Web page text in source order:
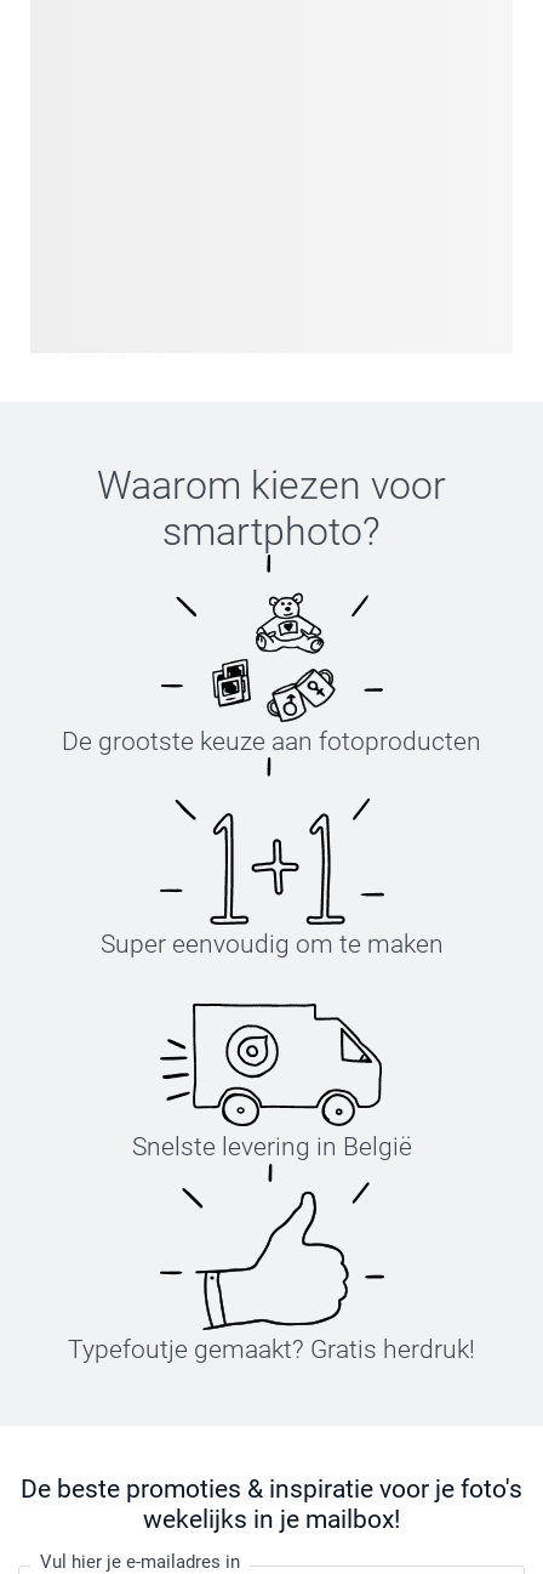
Waarom kiezen voor
smartphoto?
De grootste keuze aan fotoproducten
Super eenvoudig om te maken
Snelste levering in België
Typefoutje gemaakt? Gratis herdruk!
De beste promoties & inspiratie voor je foto's
wekelijks in je mailbox!
Vul hier je e-mailadres in